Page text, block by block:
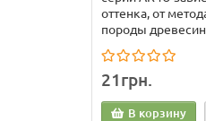
оттенка, от
породы
21грн.
В корзину